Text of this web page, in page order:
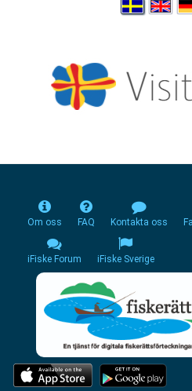
Om oss FAQ Kontakta oss
iFiske Forum iFiske Sverige